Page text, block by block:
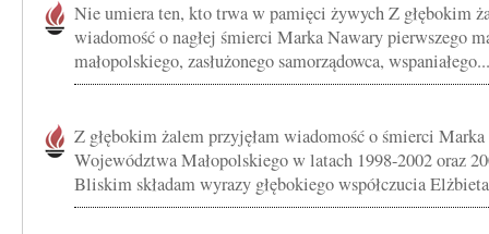
Nie umiera ten, kto trwa w pamięci żywych Z głębokim
wiadomość o nagłej śmierci Marka Nawary pierwszego
małopolskiego, zasłużonego samorządowca, wspaniałego...
Z głębokim żalem przyjęłam wiadomość o śmierci
Województwa Małopolskiego w latach 1998-2002 oraz
Bliskim składam wyrazy głębokiego współczucia